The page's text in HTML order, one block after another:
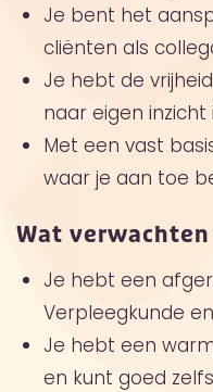
Je bent het
cliënten als
Je hebt de
naar eigen inzicht
Met een vast
waar je aan toe
Wat
Je hebt een
Verpleegkunde
Je hebt een
en kunt goed